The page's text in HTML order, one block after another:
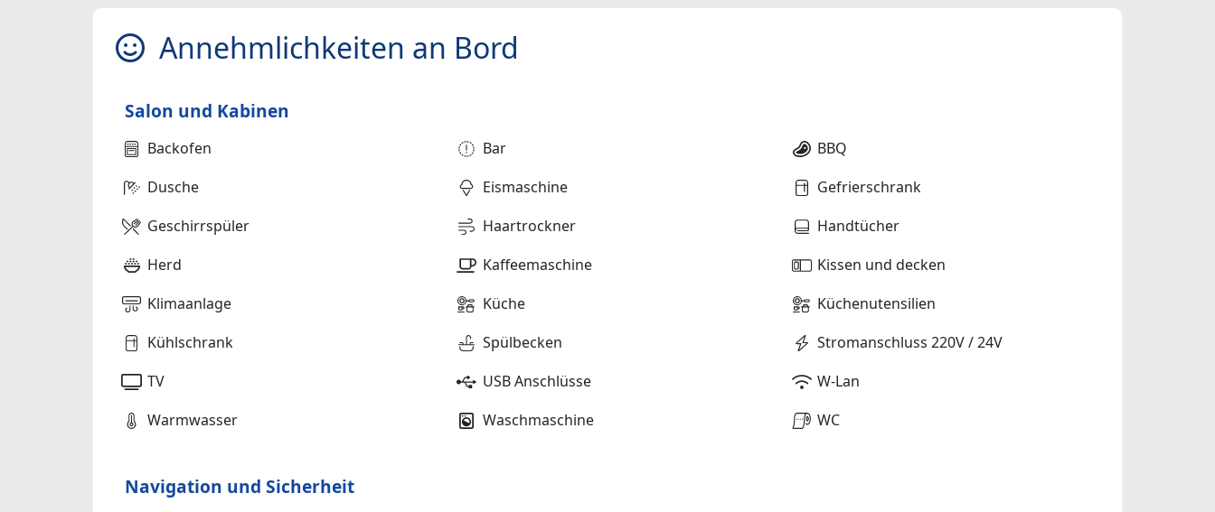
Annehmlichkeiten an Bord
Salon und Kabinen
Backofen Bar
BBQ
Dusche
Eismaschine
Gefrierschrank
Geschirrspüler
Haartrockner
Handtücher
Herd
Kaffeemaschine
Kissen und decken
Klimaanlage
Küche
Küchenutensilien
Kühlschrank
Spülbecken
Stromanschluss 220V / 24V
TV
USB Anschlüsse
W-Lan
Warmwasser
Waschmaschine WC
Navigation und Sicherheit